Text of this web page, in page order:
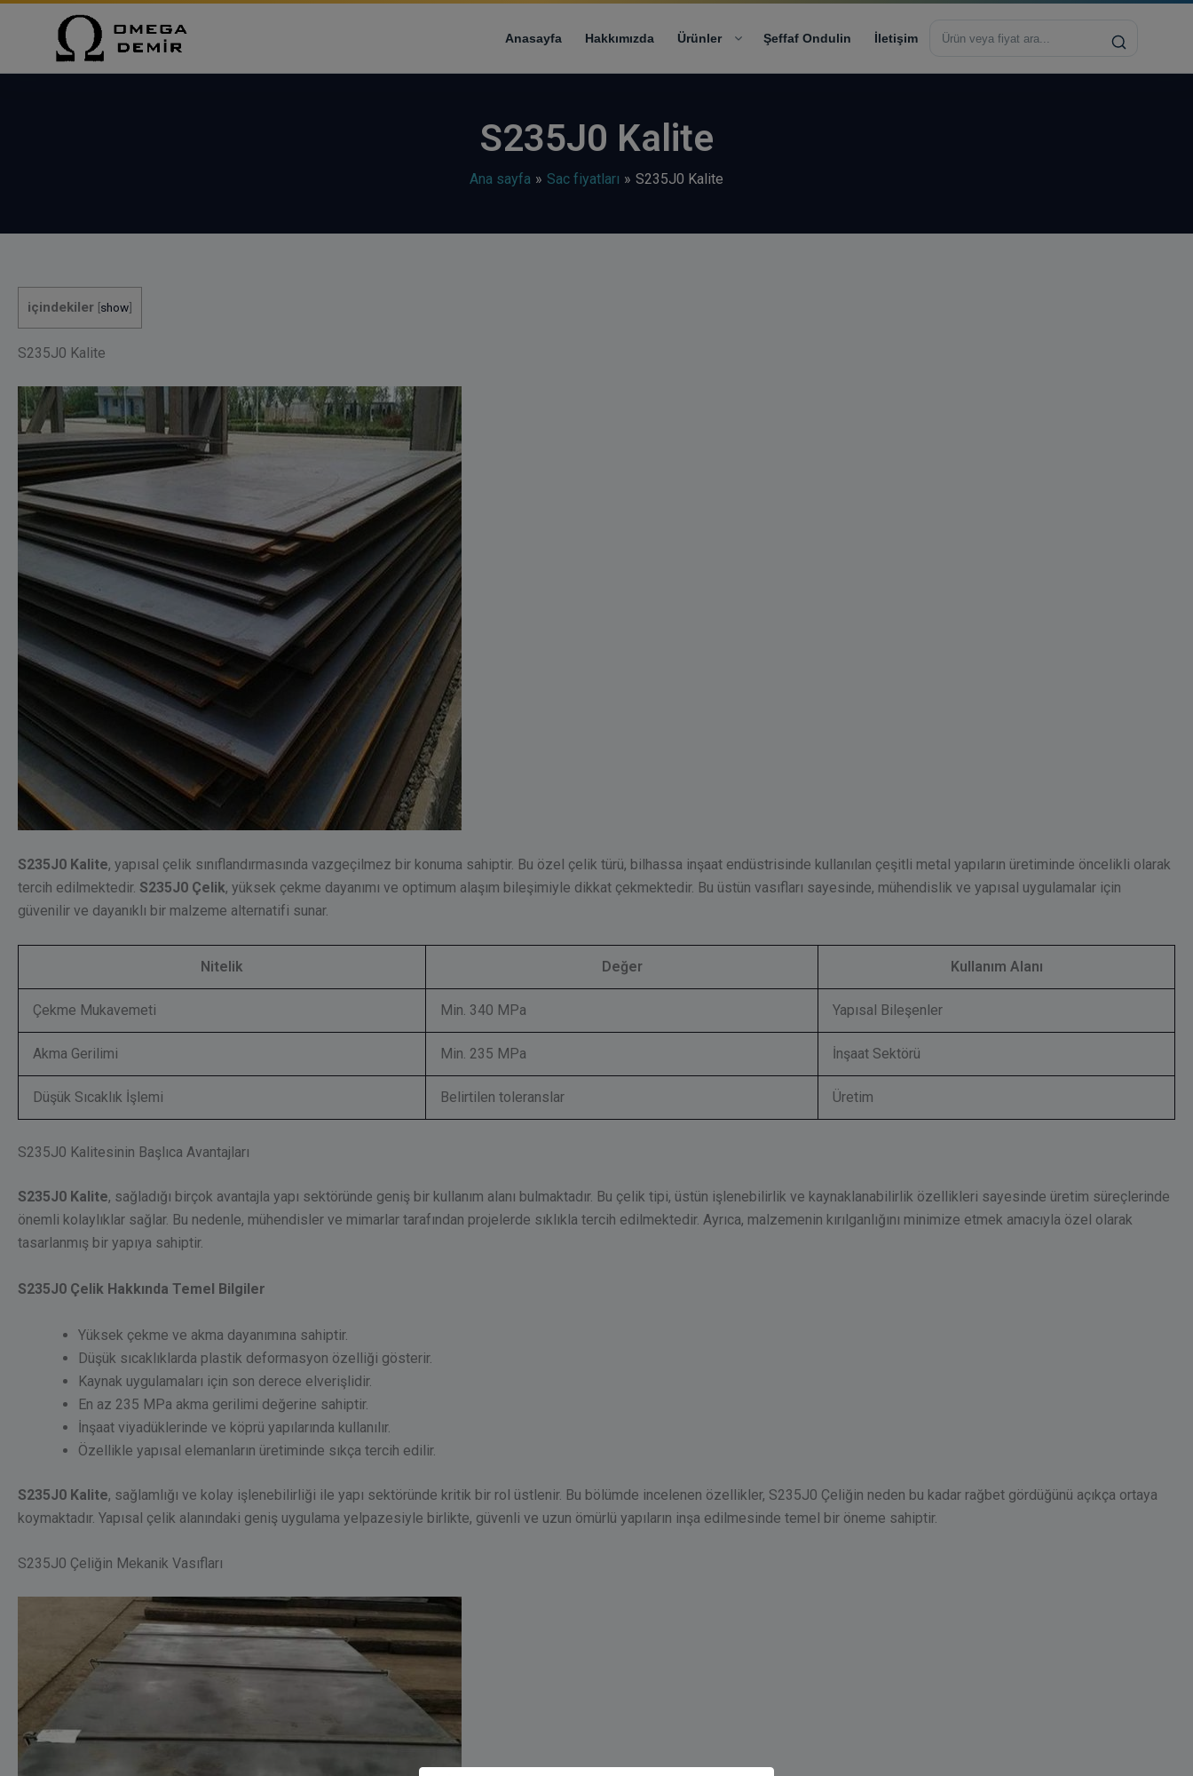
Anasayfa Hakkımızda Ürünler Şeffaf Ondulin İletişim
Sitede
S235J0 Kalite
Ana sayfa Sac fiyatları S235J0 Kalite
içindekiler [show]
S235J0 Kalite
S235J0 Kalite, yapısal çelik sınıflandırmasında vazgeçilmez bir konuma sahiptir. Bu özel çelik türü, bilhassa inşaat endüstrisinde kullanılan çeşitli metal yapıların üretiminde öncelikli olarak
tercih edilmektedir. S235J0 Çelik, yüksek çekme dayanımı ve optimum alaşım bileşimiyle dikkat çekmektedir. Bu üstün vasıfları sayesinde, mühendislik ve yapısal uygulamalar için
güvenilir ve dayanıklı bir malzeme alternatifi sunar.
Nitelik Değer Kullanım Alanı
Çekme Mukavemeti Min. 340 MPa Yapısal Bileşenler
Akma Gerilimi Min. 235 MPa İnşaat Sektörü
Düşük Sıcaklık İşlemi Belirtilen toleranslar Üretim
S235J0 Kalitesinin Başlıca Avantajları
S235J0 Kalite, sağladığı birçok avantajla yapı sektöründe geniş bir kullanım alanı bulmaktadır. Bu çelik tipi, üstün işlenebilirlik ve kaynaklanabilirlik özellikleri sayesinde üretim süreçlerinde
önemli kolaylıklar sağlar. Bu nedenle, mühendisler ve mimarlar tarafından projelerde sıklıkla tercih edilmektedir. Ayrıca, malzemenin kırılganlığını minimize etmek amacıyla özel olarak
tasarlanmış bir yapıya sahiptir.
S235J0 Çelik Hakkında Temel Bilgiler
Yüksek çekme ve akma dayanımına sahiptir.
Düşük sıcaklıklarda plastik deformasyon özelliği gösterir.
Kaynak uygulamaları için son derece elverişlidir.
En az 235 MPa akma gerilimi değerine sahiptir.
İnşaat viyadüklerinde ve köprü yapılarında kullanılır.
Özellikle yapısal elemanların üretiminde sıkça tercih edilir.
S235J0 Kalite, sağlamlığı ve kolay işlenebilirliği ile yapı sektöründe kritik bir rol üstlenir. Bu bölümde incelenen özellikler, S235J0 Çeliğin neden bu kadar rağbet gördüğünü açıkça ortaya
koymaktadır. Yapısal çelik alanındaki geniş uygulama yelpazesiyle birlikte, güvenli ve uzun ömürlü yapıların inşa edilmesinde temel bir öneme sahiptir.
S235J0 Çeliğin Mekanik Vasıfları
modal-check